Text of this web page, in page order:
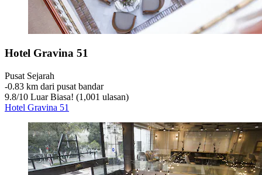
Hotel Gravina 51
Pusat Sejarah
‐0.83 km dari pusat bandar
9.8/10 Luar Biasa! (1,001 ulasan)
Hotel Gravina 51